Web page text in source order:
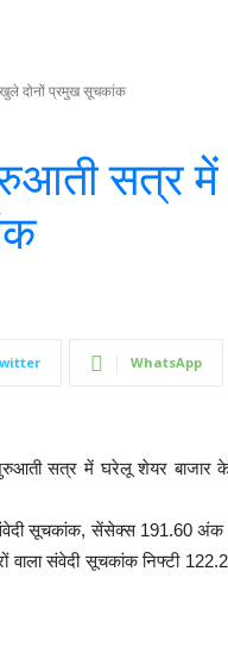
दोनों प्रमुख सूचकांक
सत्र
WhatsApp
शुरुआती सत्र में घरेलू शेयर
सूचकांक, सेंसेक्स 191.60 अंक
संवेदी सूचकांक निफ्टी